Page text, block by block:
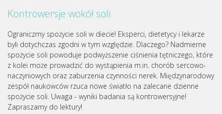
Kontrowersje wokół soli
Ograniczmy spożycie soli w diecie! Eksperci, dietetycy i lekarze
byli dotychczas zgodni w tym względzie. Dlaczego? Nadmierne
spożycie soli powoduje podwyższenie ciśnienia tętniczego, które
z kolei może prowadzić do wystąpienia m.in. chorób sercowo-
naczyniowych oraz zaburzenia czynności nerek. Międzynarodowy
zespół naukowców rzuca nowe światło na zalecane dzienne
spożycie soli. Uwaga - wyniki badania są kontrowersyjne!
Zapraszamy do lektury!